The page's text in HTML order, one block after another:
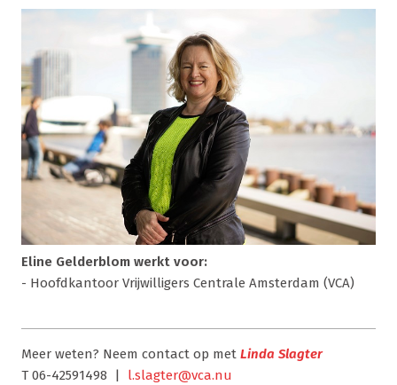
Eline Gelderblom werkt voor:
- Hoofdkantoor Vrijwilligers Centrale Amsterdam (VCA)
Meer weten? Neem contact op met Linda Slagter
T 06-42591498 | l.slagter@vca.nu